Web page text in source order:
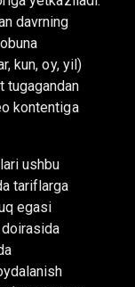
davrning
kun, oy, yil)
tugagandan
kontentiga
ushbu
tariflarga
egasi